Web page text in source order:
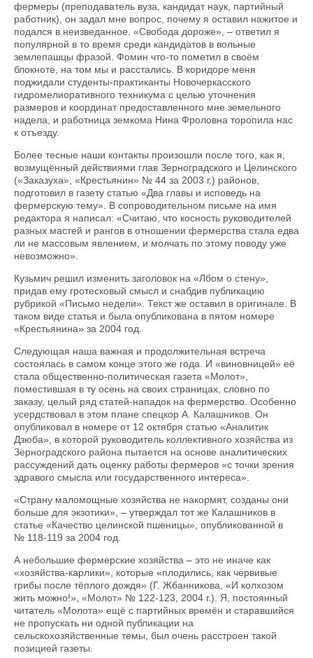
фермеры (преподаватель вуза, кандидат наук, партийный
работник), он задал мне вопрос, почему я оставил нажитое и
подался в неизведанное. «Свобода дороже», – ответил я
популярной в то время среди кандидатов в вольные
землепашцы фразой. Фомин что-то пометил в своём
блокноте, на том мы и расстались. В коридоре меня
поджидали студенты-практиканты Новочеркасского
гидромелиоративного техникума с целью уточнения
размеров и координат предоставленного мне земельного
надела, и работница земкома Нина Фроловна торопила нас
к отъезду.
Более тесные наши контакты произошли после того, как я,
возмущённый действиями глав Зерноградского и Целинского
(«Заказуха», «Крестьянин» № 44 за 2003 г.) районов,
подготовил в газету статью «Два главы и исповедь на
фермерскую тему». В сопроводительном письме на имя
редактора я написал: «Считаю, что косность руководителей
разных мастей и рангов в отношении фермерства стала едва
ли не массовым явлением, и молчать по этому поводу уже
невозможно».
Кузьмич решил изменить заголовок на «Лбом о стену»,
придав ему гротесковый смысл и снабдив публикацию
рубрикой «Письмо недели». Текст же оставил в оригинале. В
таком виде статья и была опубликована в пятом номере
«Крестьянина» за 2004 год.
Следующая наша важная и продолжительная встреча
состоя­лась в самом конце этого же года. И «виновницей» её
стала общественно-политическая газета «Молот»,
поместившая в ту осень на своих страницах, словно по
заказу, целый ряд статей-нападок на фермерство. Особенно
усердствовал в этом плане спецкор А. Калашников. Он
опубликовал в номере от 12 октября статью «Аналитик
Дзюба», в которой руководитель коллективного хозяйства из
Зерноградского района пытается на основе аналитических
рассуждений дать оценку работы фермеров «с точки зрения
здравого смысла или государственного интереса».
«Страну маломощные хозяйства не накормят, созданы они
больше для экзотики», – утверждал тот же Калашников в
статье «Качество целинской пшеницы», опубликованной в
№ 118-119 за 2004 год.
А небольшие фермерские хозяйства – это не иначе как
«хозяйства-карлики», которые «плодились, как червивые
грибы после тёплого дождя» (Г. Жбанникова, «И колхозом
жить можно!», «Молот» № 122-123, 2004 г.). Я, постоянный
читатель «Молота» ещё с партийных времён и старавшийся
не пропускать ни одной публикации на
сельскохозяйственные темы, был очень расстроен такой
позицией газеты.